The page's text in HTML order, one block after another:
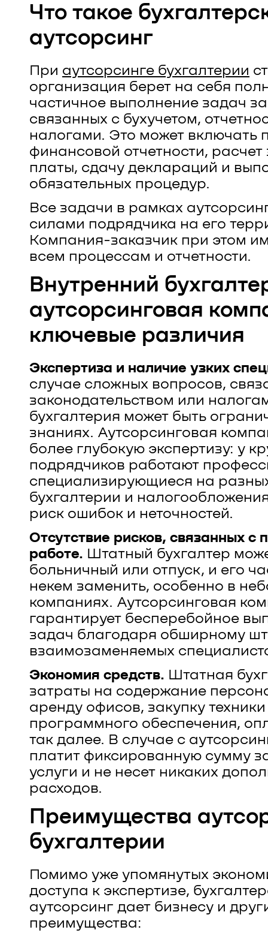
Что такое
аутсорсинг
При аутсорсинге бухгалтерии
организация берет на себя
частичное выполнение задач
связанных с бухучетом,
налогами. Это может включать
финансовой отчетности,
платы, сдачу деклараций и
обязательных процедур.
Все задачи в рамках
силами подрядчика на его
Компания-заказчик при этом
всем процессам и отчетности.
Внутренний
аутсорсинговая
ключевые различия
Экспертиза и наличие узких
случае сложных вопросов,
законодательством или
бухгалтерия может быть
знаниях. Аутсорсинговая
более глубокую экспертизу: у
подрядчиков работают
специализирующиеся на
бухгалтерии и
риск ошибок и неточностей.
Отсутствие рисков, связанных с
работе. Штатный бухгалтер
больничный или отпуск, и его
некем заменить, особенно в
компаниях. Аутсорсинговая
гарантирует бесперебойное
задач благодаря обширному
взаимозаменяемых
Экономия средств. Штатная
затраты на содержание
аренду офисов, закупку
программного обеспечения,
так далее. В случае с
платит фиксированную сумму
услуги и не несет никаких
расходов.
Преимущества
бухгалтерии
Помимо уже упомянутых
доступа к экспертизе,
аутсорсинг дает бизнесу и
преимущества: